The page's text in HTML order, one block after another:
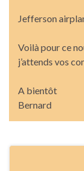
Jefferson
Voilà pour ce
j’attends vos
A bientôt
Bernard